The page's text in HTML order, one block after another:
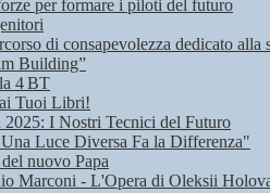
per formare i piloti del futuro
di consapevolezza dedicato alla
Building”
4 BT
Tuoi Libri!
I Nostri Tecnici del Futuro
Luce Diversa Fa la Differenza"
nuovo Papa
Marconi - L'Opera di Oleksii